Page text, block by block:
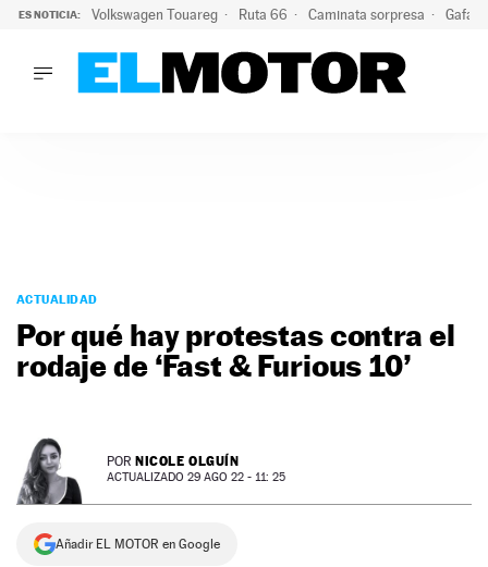
ES NOTICIA: Volkswagen Touareg Ruta 66 Caminata sorpresa Gafas
PODCAST
MOTOS
TECNOLOGÍA
SUPERCOCHES
PREMIOS
SERVICIOS
ACTUALIDAD
Por qué hay protestas contra el
rodaje de ‘Fast & Furious 10’
POR NICOLE OLGUÍN
ACTUALIZADO 29 AGO 22 - 11: 25
Añadir EL MOTOR en Google